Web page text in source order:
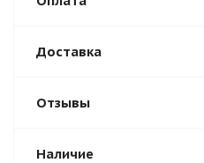
Доставка
Отзывы
Наличие